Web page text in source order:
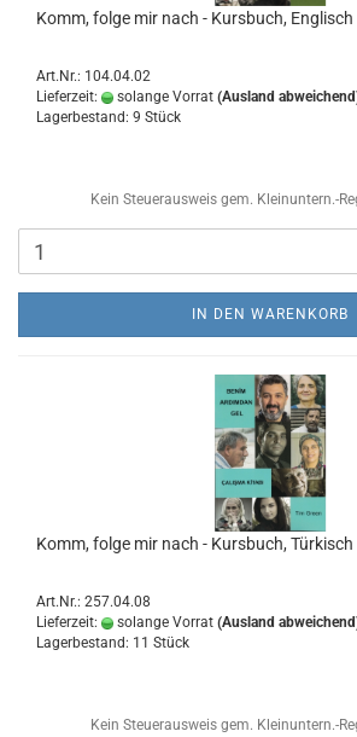
Komm, folge mir nach - Kursbuch, Englisch
Art.Nr.: 104.04.02
Lieferzeit:
solange Vorrat (Ausland
Lagerbestand: 9 Stück
Kein Steuerausweis gem. Kleinuntern.-
IN DEN WARENKORB
Komm, folge mir nach - Kursbuch, Türkisch
Art.Nr.: 257.04.08
Lieferzeit:
solange Vorrat (Ausland
Lagerbestand: 11 Stück
Kein Steuerausweis gem. Kleinuntern.-